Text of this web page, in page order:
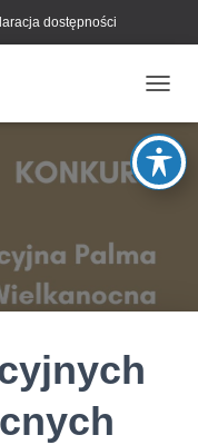
dostępności
R
Z
E
Ł
W